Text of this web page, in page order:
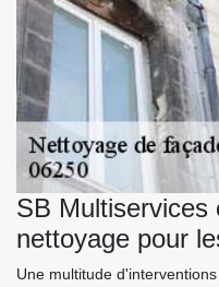
SB Multiservices
nettoyage pour
Une multitude